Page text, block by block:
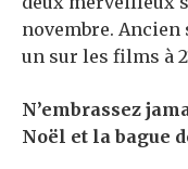
novembre. Ancien
un sur les films à
N’embrassez
Noël et la bague